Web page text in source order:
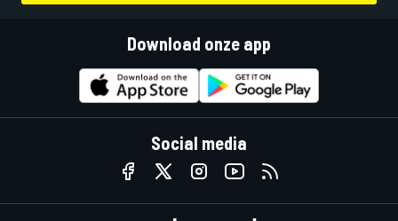
Download onze app
Social media